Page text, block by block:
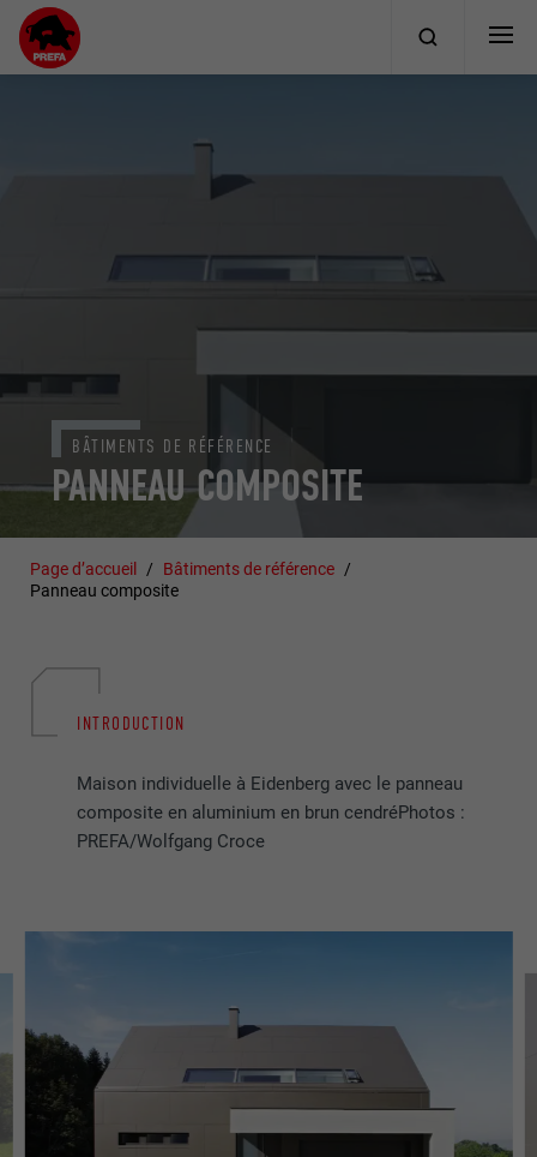
PANNEAU COMPOSITE
BÂTIMENTS DE RÉFÉRENCE
Page d’accueil
Bâtiments de référence
Panneau composite
INTRODUCTION
Maison individuelle à Eidenberg avec le panneau
composite en aluminium en brun cendréPhotos :
PREFA/Wolfgang Croce